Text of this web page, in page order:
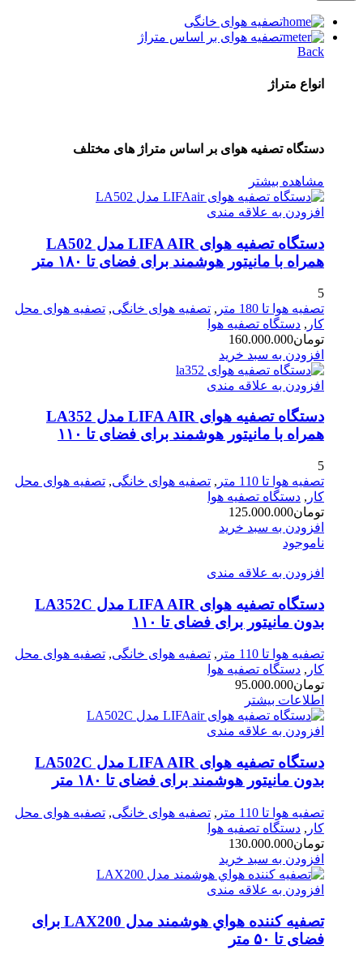
تصفیه هوای خانگی
تصفیه هوای بر اساس متراژ
Back
انواع متراژ
دستگاه تصفیه هوای بر اساس متراژ های مختلف
مشاهده بیشتر
افزودن به علاقه مندی
دستگاه تصفیه هوای LIFA AIR مدل LA502
همراه با مانیتور هوشمند برای فضای تا ۱۸۰ متر
5
تصفیه هوا تا 180 متر
, تصفیه هوای خانگی, تصفیه هوای محل
کار , دستگاه تصفیه هوا
تومان160.000.000
افزودن به سبد خرید
افزودن به علاقه مندی
دستگاه تصفیه‌ هوای LIFA AIR مدل LA352
همراه با مانیتور هوشمند برای فضای تا ۱۱۰
5
تصفیه هوا تا 110 متر
, تصفیه هوای خانگی, تصفیه هوای محل
کار , دستگاه تصفیه هوا
تومان125.000.000
افزودن به سبد خرید
ناموجود
افزودن به علاقه مندی
دستگاه تصفیه هوای LIFA AIR مدل LA352C
بدون مانیتور برای فضای تا ۱۱۰
تصفیه هوا تا 110 متر , تصفیه هوای خانگی, تصفیه هوای محل
کار , دستگاه تصفیه هوا
تومان95.000.000
اطلاعات بیشتر
افزودن به علاقه مندی
دستگاه تصفیه هوای LIFA AIR مدل LA502C
بدون مانیتور هوشمند برای فضای تا ۱۸۰ متر
تصفیه هوا تا 110 متر , تصفیه هوای خانگی, تصفیه هوای محل
کار , دستگاه تصفیه هوا
تومان130.000.000
افزودن به سبد خرید
افزودن به علاقه مندی
تصفيه کننده هواي هوشمند مدل LAX200 برای
فضای تا ۵۰ متر